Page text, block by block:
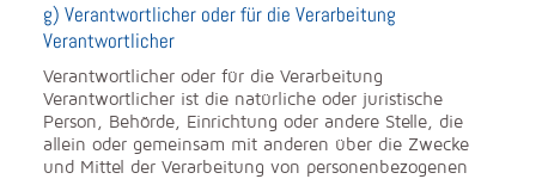
g) Verantwortlicher oder für die Verarbeitung
Verantwortlicher
Verantwortlicher oder für die Verarbeitung
Verantwortlicher ist die natürliche oder juristische
Person, Behörde, Einrichtung oder andere Stelle, die
allein oder gemeinsam mit anderen über die Zwecke
und Mittel der Verarbeitung von personenbezogenen